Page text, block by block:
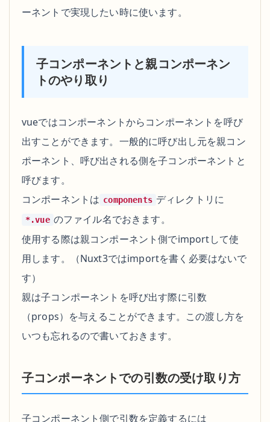
ーネントで実現したい時に使います。
子コンポーネントと親コンポーネン
トのやり取り
vueではコンポーネントからコンポーネントを呼び
出すことができます。一般的に呼び出し元を親コン
ポーネント、呼び出される側を子コンポーネントと
呼びます。
コンポーネントは components ディレクトリに
*.vue のファイル名でおきます。
使用する際は親コンポーネント側でimportして使
用します。（Nuxt3ではimportを書く必要はないで
す）
親は子コンポーネントを呼び出す際に引数
（props）を与えることができます。この渡し方を
いつも忘れるので書いておきます。
子コンポーネントでの引数の受け取り方
子コンポーネント側で引数を定義するには